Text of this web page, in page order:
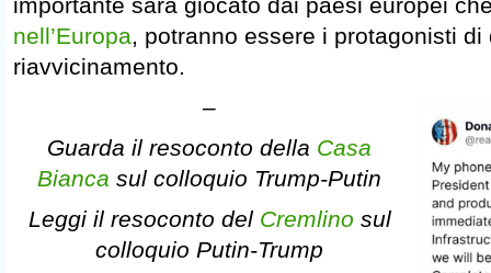
importante sarà giocato dai paesi europei
nell’Europa, potranno essere i protagonisti di
riavvicinamento.
–
Guarda il resoconto della Casa
Bianca sul colloquio Trump-Putin
Leggi il resoconto del Cremlino sul
colloquio Putin-Trump